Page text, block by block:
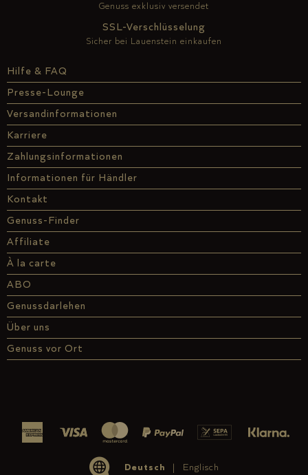
Hilfe & FAQ
Presse-Lounge
Versandinformationen
Karriere
Zahlungsinformationen
Informationen für Händler
Kontakt
Genuss-Finder
Affiliate
À la carte
ABO
Genussdarlehen
Über uns
Genuss vor Ort
Genuss exklusiv versendet
SSL-Verschlüsselung
Sicher bei Lauenstein einkaufen
Deutsch Englisch